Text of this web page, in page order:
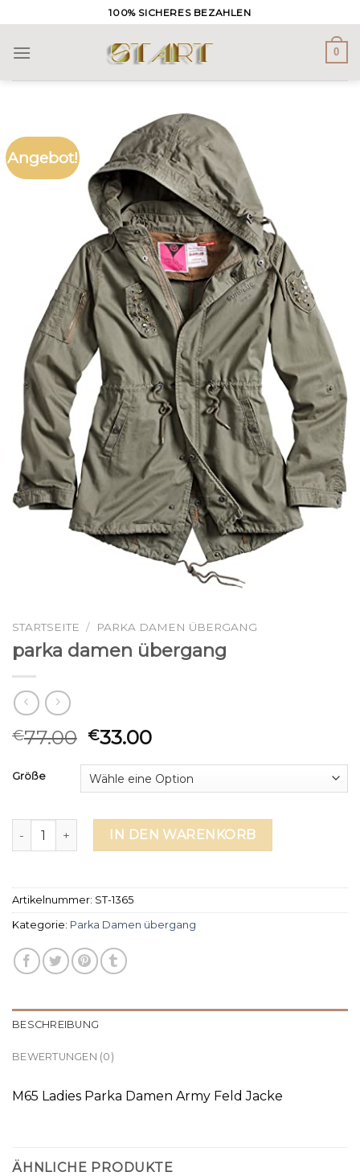
to
content
100% SICHERES BEZAHLEN
0
Angebot!
STARTSEITE / PARKA DAMEN ÜBERGANG
parka damen übergang
€77.00 €33.00
Größe
parka damen übergang Menge
IN DEN WARENKORB
Artikelnummer: ST-1365
Kategorie: Parka Damen übergang
BESCHREIBUNG
BEWERTUNGEN (0)
M65 Ladies Parka Damen Army Feld Jacke
ÄHNLICHE PRODUKTE